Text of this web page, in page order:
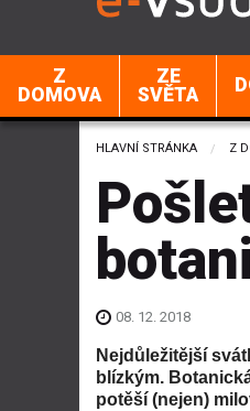
Z
DOMOVA
ZE
SVĚTA
HLAVNÍ STRÁNKA Z
08. 12. 2018
Nejdůležitější
blízkým.
potěší (nejen)